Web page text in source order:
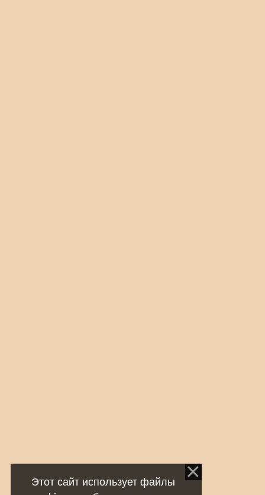
Этот сайт использует файлы